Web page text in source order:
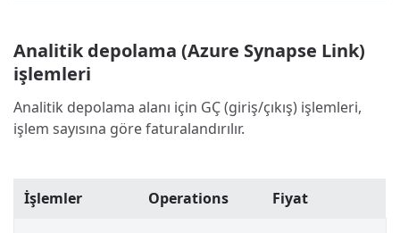
Analitik depolama (Azure Synapse Link)
işlemleri
Analitik depolama alanı için GÇ (giriş/çıkış) işlemleri,
işlem sayısına göre faturalandırılır.
İşlemler Operations Fiyat